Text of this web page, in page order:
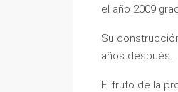
el año 2009
Su
años después.
El fruto de la